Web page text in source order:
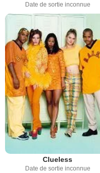
Date de sortie inconnue
Clueless
Date de sortie inconnue